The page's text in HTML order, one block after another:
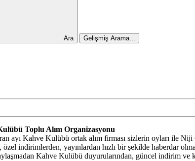
Ara Gelişmiş Arama...
Toplu Alım Organizasyonu
ayı Kahve Kulübü ortak alım firması sizlerin oyları ile Niji
indirimlerden, yayınlardan hızlı bir şekilde haberdar
Kahve Kulübü duyurularından, güncel indirim ve